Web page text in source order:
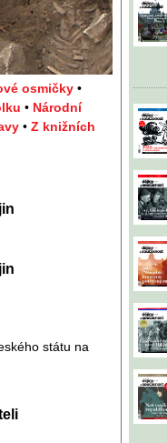
osmičky •
• Národní
• Z knižních
státu na